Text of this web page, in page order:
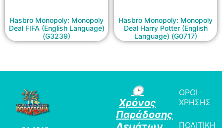
Hasbro Monopoly: Monopoly
Deal FIFA (English Language)
(G3239)
Hasbro Monopoly: Monopoly
Deal Harry Potter (English
Language) (G0717)
🕒
Χρόνος
Παράδοσης
ΟΡΟΙ
ΧΡΗΣΗΣ
ΠΟΛΙΤΙΚΗ